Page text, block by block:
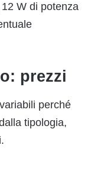
12 W di potenza
prezzi
perché
tipologia,